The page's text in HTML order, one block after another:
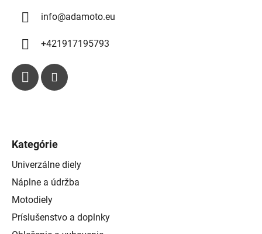
info@adamoto.eu
+421917195793
Kategórie
Univerzálne diely
Náplne a údržba
Motodiely
Príslušenstvo a doplnky